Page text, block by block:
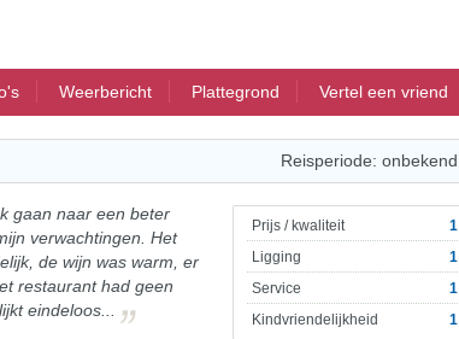
Weerbericht Plattegrond Vertel een vriend
Reisperiode: onbekend
Prijs / kwaliteit
1
Ligging
1
Service
1
Kindvriendelijkheid
1
gaan naar een beter
verwachtingen. Het
de wijn was warm, er
restaurant had geen
eindeloos...